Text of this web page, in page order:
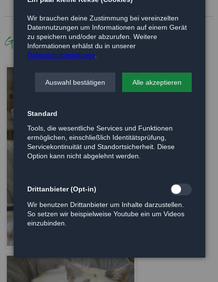
Galerie
Wir brauchen deine Zustimmung bei vereinzelten
Datennutzungen um Informationen auf einem Gerät
zu speichern und/oder abzurufen. Weitere
Informationen erhälst du in unserer
Datenschutzerklärung
Auswahl bestätigen Alle akzeptieren
Standard
Tools, die wesentliche Services und Funktionen
ermöglichen, einschließlich Identitätsprüfung,
Servicekontinuität und Standortsicherheit. Diese
Option kann nicht abgelehnt werden.
Drittanbieter (Opt-in)
Wir benutzen Drittanbieter um Inhalte darzustellen.
So setzen wir beispielweise Youtube ein um Videos
einzubinden.